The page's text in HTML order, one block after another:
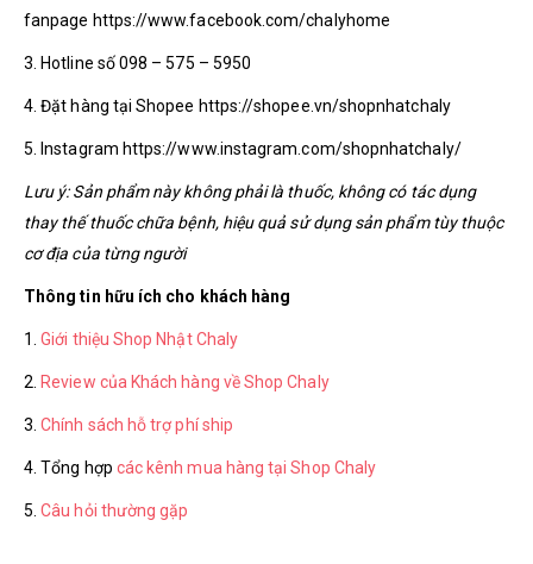
fanpage https://www.facebook.com/chalyhome
3. Hotline số 098 – 575 – 5950
4. Đặt hàng tại Shopee https://shopee.vn/shopnhatchaly
5. Instagram https://www.instagram.com/shopnhatchaly/
Lưu ý: Sản phẩm này không phải là thuốc, không có tác dụng
thay thế thuốc chữa bệnh, hiệu quả sử dụng sản phẩm tùy thuộc
cơ địa của từng người
Thông tin hữu ích cho khách hàng
1.Giới thiệu Shop Nhật Chaly
2. Review của Khách hàng về Shop Chaly
3.Chính sách hỗ trợ phí ship
4. Tổng hợp các kênh mua hàng tại Shop Chaly
5.Câu hỏi thường gặp